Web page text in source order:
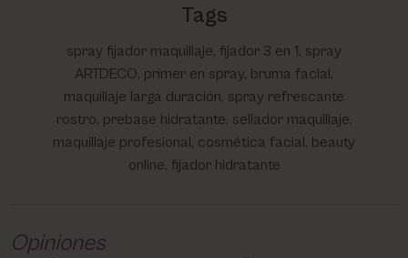
Tags
spray fijador maquillaje, fijador 3 en 1, spray
ARTDECO, primer en spray, bruma facial,
maquillaje larga duración, spray refrescante
rostro, prebase hidratante, sellador maquillaje,
maquillaje profesional, cosmética facial, beauty
online, fijador hidratante
Opiniones